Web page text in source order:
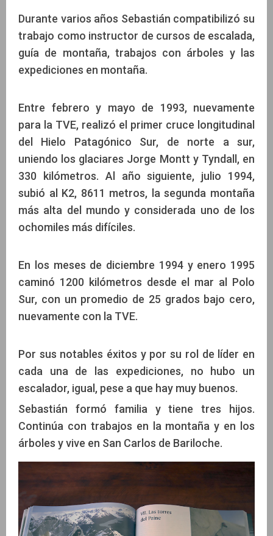
Durante varios años Sebastián compatibilizó su
trabajo como instructor de cursos de escalada,
guía de montaña, trabajos con árboles y las
expediciones en montaña.
Entre febrero y mayo de 1993, nuevamente
para la TVE, realizó el primer cruce longitudinal
del Hielo Patagónico Sur, de norte a sur,
uniendo los glaciares Jorge Montt y Tyndall, en
330 kilómetros. Al año siguiente, julio 1994,
subió al K2, 8611 metros, la segunda montaña
más alta del mundo y considerada uno de los
ochomiles más difíciles.
En los meses de diciembre 1994 y enero 1995
caminó 1200 kilómetros desde el mar al Polo
Sur, con un promedio de 25 grados bajo cero,
nuevamente con la TVE.
Por sus notables éxitos y por su rol de líder en
cada una de las expediciones, no hubo un
escalador, igual, pese a que hay muy buenos.
Sebastián formó familia y tiene tres hijos.
Continúa con trabajos en la montaña y en los
árboles y vive en San Carlos de Bariloche.